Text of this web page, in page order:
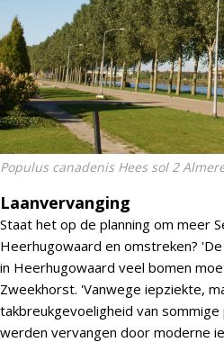
Populus canadenis Hees sol 2
Laanvervanging
Staat het op de planning om meer
Heerhugowaard en omstreken?
in Heerhugowaard veel bomen
Zweekhorst. 'Vanwege iepziekte,
takbreukgevoeligheid van
werden vervangen door moderne